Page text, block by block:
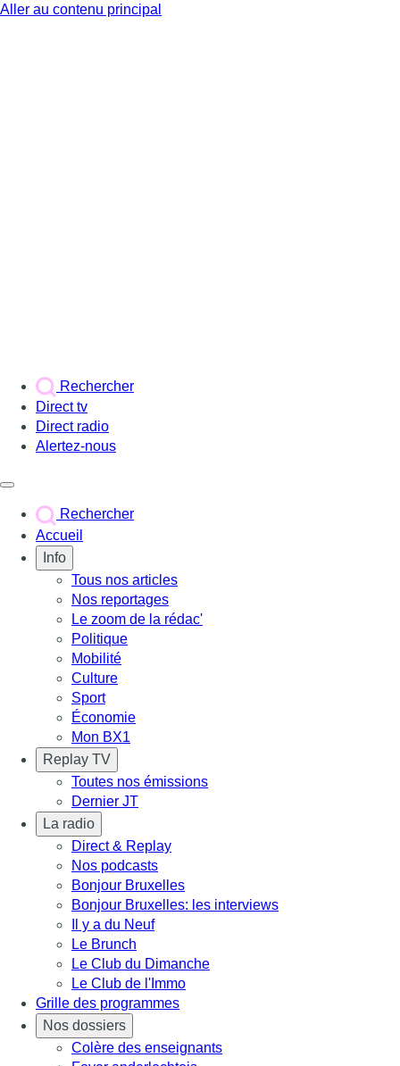
Aller au contenu principal
Rechercher
Direct tv
Direct radio
Alertez-nous
Rechercher
Accueil
Info
Tous nos articles
Nos reportages
Le zoom de la rédac'
Politique
Mobilité
Culture
Sport
Économie
Mon BX1
Replay TV
Toutes nos émissions
Dernier JT
La radio
Direct & Replay
Nos podcasts
Bonjour Bruxelles
Bonjour Bruxelles: les interviews
Il y a du Neuf
Le Brunch
Le Club du Dimanche
Le Club de l'Immo
Grille des programmes
Nos dossiers
Colère des enseignants